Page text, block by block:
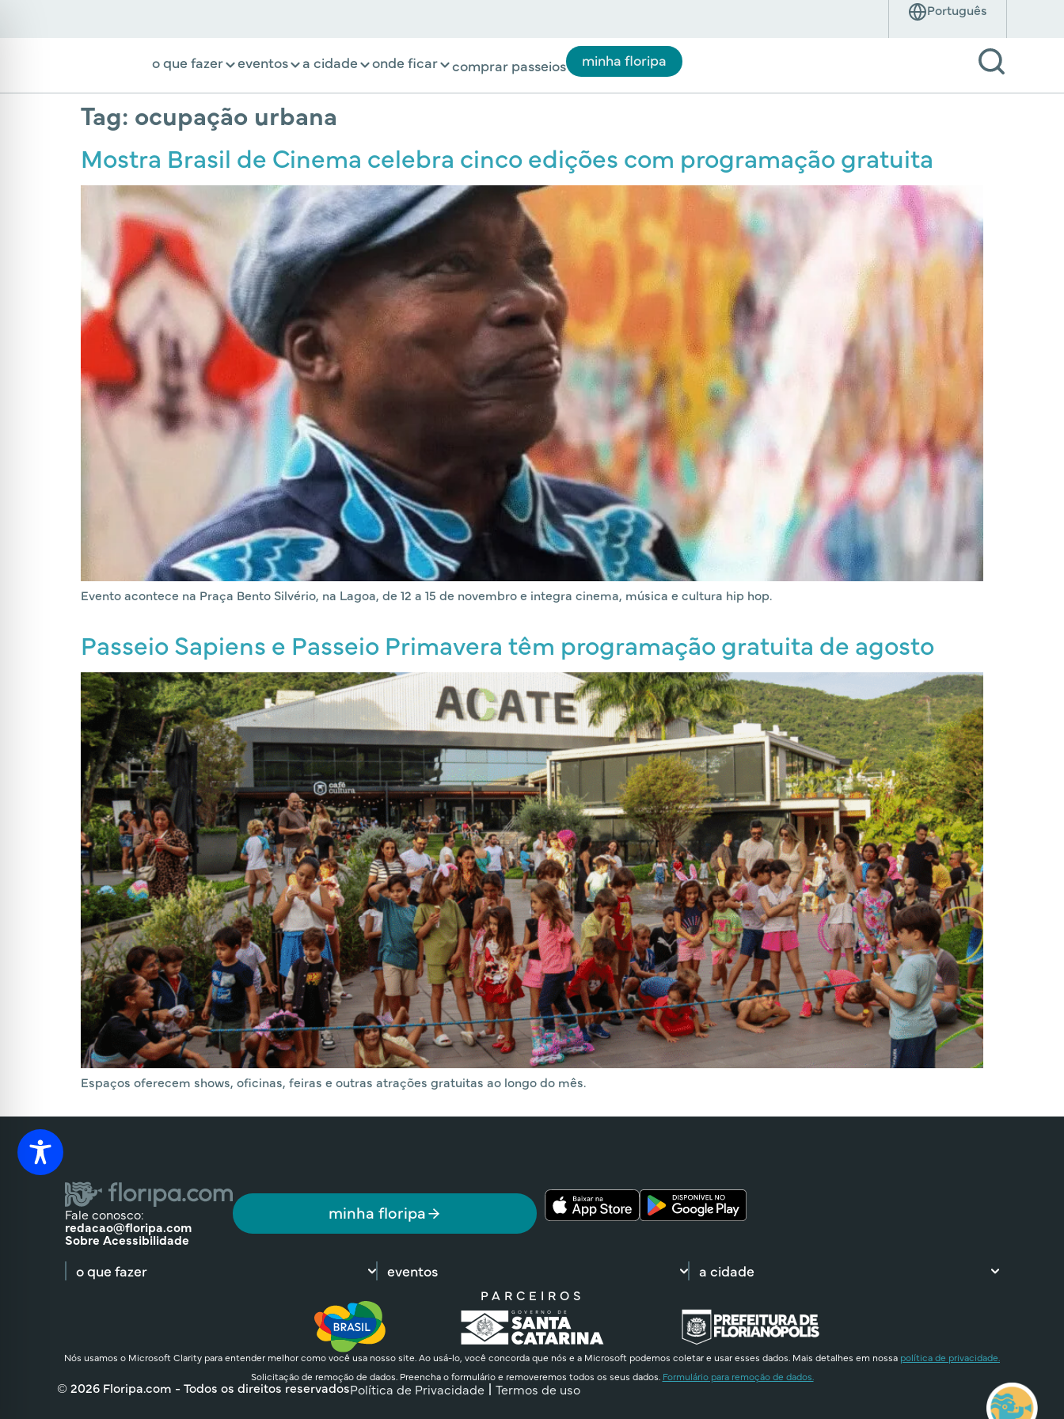
o que fazer eventos a cidade onde ficar comprar passeios minha floripa
Tag: ocupação urbana
Mostra Brasil de Cinema celebra cinco edições com programação gratuita
Evento acontece na Praça Bento Silvério, na Lagoa, de 12 a 15 de novembro e integra cinema, música e cultura hip hop.
Passeio Sapiens e Passeio Primavera têm programação gratuita de agosto
Espaços oferecem shows, oficinas, feiras e outras atrações gratuitas ao longo do mês.
Fale conosco:
redacao@floripa.com
Sobre Acessibilidade
minha floripa
o que fazer eventos a cidade
PARCEIROS
Nós usamos o Microsoft Clarity para entender melhor como você usa nosso site. Ao usá-lo, você concorda que nós e a Microsoft podemos coletar e usar esses dados. Mais detalhes em nossa política de privacidade.
Solicitação de remoção de dados. Preencha o formulário e removeremos todos os seus dados. Formulário para remoção de dados.
© 2026 Floripa.com - Todos os direitos reservadosPolítica de Privacidade Termos de uso